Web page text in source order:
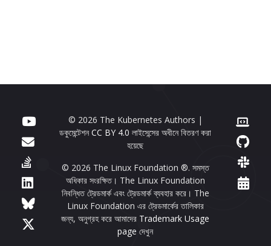
© 2026 The Kubernetes Authors |
ডকুমেন্টেশনCC BY 4.0 লাইসেন্সের অধীনে বিতরণ করা
হয়েছে
© 2026 The Linux Foundation ®. সমস্ত
অধিকার সংরক্ষিত। The Linux Foundation
নিবন্ধিত ট্রেডমার্ক এবং ট্রেডমার্ক ব্যবহার করে। The
Linux Foundation এর ট্রেডমার্কের তালিকার
জন্য, অনুগ্রহ করে আমাদের Trademark Usage
page দেখুন